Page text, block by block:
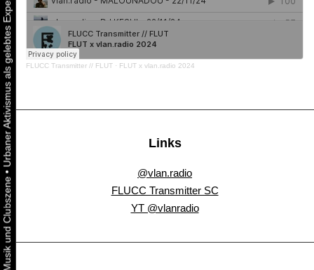
•
FLUCC Transmitter // FLUT · FLUT x vlan.radio 2024
Links
@vlan.radio
FLUCC Transmitter SC
YT @vlanradio